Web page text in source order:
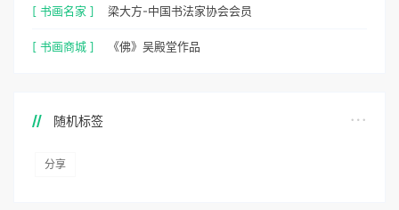
[ 书画名家 ] 梁大方-中国书法家协会会员
[ 书画商城 ] 《佛》吴殿堂作品
随机标签
分享